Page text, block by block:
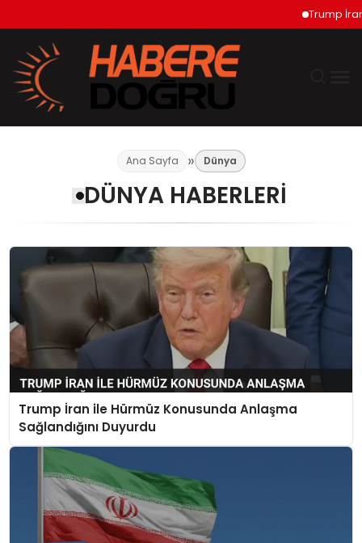
Trump İran ile Hürmüz
EKONOMİ
DÜNYA
TEKNOLOJİ
SPOR
EĞİTİM
MAGAZİN
SAĞLIK
YAŞAM
Ana Sayfa Dünya
DÜNYA HABERLERI
Trump İran ile Hürmüz Konusunda Anlaşma
Sağlandığını Duyurdu